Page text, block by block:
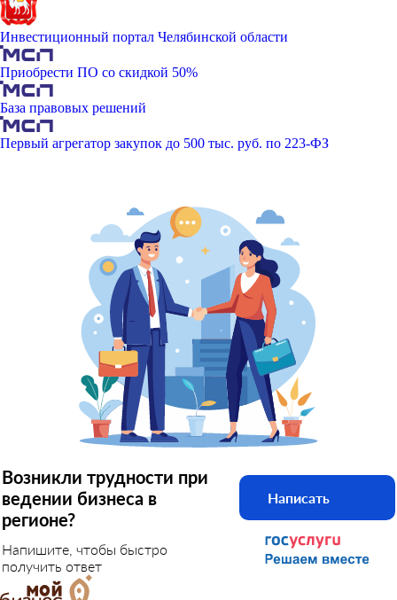
Инвестиционный портал Челябинской области
Приобрести ПО со скидкой 50%
База правовых решений
Первый агрегатор закупок до 500 тыс. руб. по 223-ФЗ
Возникли трудности при
ведении бизнеса в
регионе?
Напишите, чтобы быстро
получить ответ
Написать